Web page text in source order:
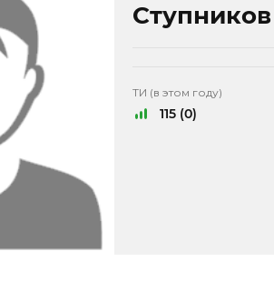
ТИ (в этом году)
115 (0)